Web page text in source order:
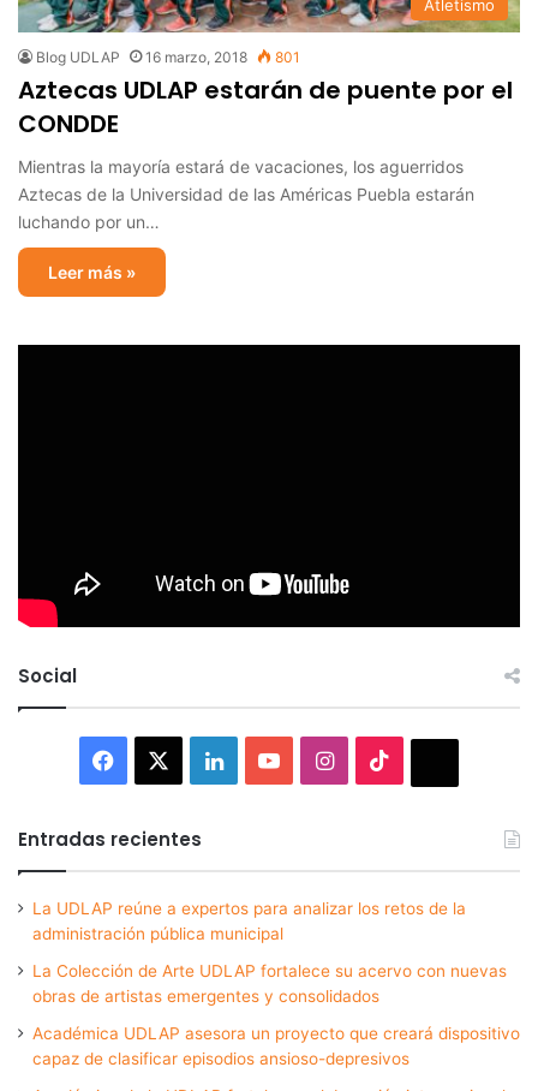
Atletismo
Blog UDLAP 16 marzo, 2018 801
Aztecas UDLAP estarán de puente por el
CONDDE
Mientras la mayoría estará de vacaciones, los aguerridos
Aztecas de la Universidad de las Américas Puebla estarán
luchando por un…
Leer más »
Social
Facebook LinkedInYouTubeInstagram
Entradas recientes
La UDLAP reúne a expertos para analizar los retos de la
administración pública municipal
La Colección de Arte UDLAP fortalece su acervo con nuevas
obras de artistas emergentes y consolidados
Académica UDLAP asesora un proyecto que creará dispositivo
capaz de clasificar episodios ansioso-depresivos